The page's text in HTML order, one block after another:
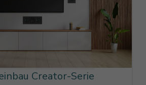
Creator-Serie